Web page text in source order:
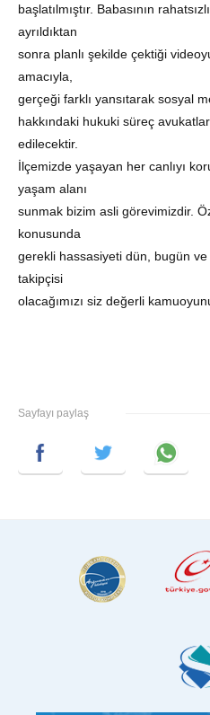
başlatılmıştır. Babasının
ayrıldıktan
sonra planlı şekilde çektiği
amacıyla,
gerçeği farklı yansıtarak sosyal
hakkındaki hukuki süreç
edilecektir.
İlçemizde yaşayan her canlıyı
yaşam alanı
sunmak bizim asli görevimizdir.
konusunda
gerekli hassasiyeti dün, bugün
takipçisi
olacağımızı siz değerli
Sayfayı paylaş